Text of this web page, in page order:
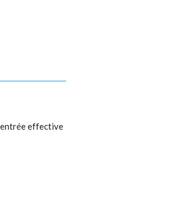
effective